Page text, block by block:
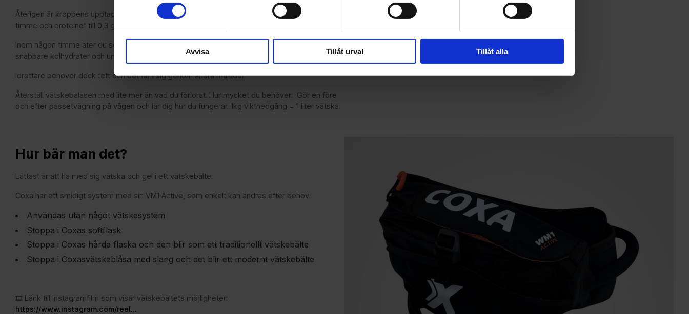
Avvisa Tillåt urval Tillåt alla
Återigen är kroppens upptagningsförmåga begränsad till runt 80-90 gram kolhydrater på
timme och proteinet till 0,3 gram protein per kilo kroppsvikt. (Samma som ovan).
Inom någon timme äter du sedan en måltiden för återhämtning. Även här väljer du gärna
snabbare kolhydrater och undviker fett för att snabba på processen i kroppen.
Idrottare behöver dock fett och det får i sig genom andra måltider.
Återställ vätskebalasen med lite mer än vad du förlorat. Hur mycket du behöver: Gör en före
och efter passetvägning på vågen och lär dig hur du fungerar. 1kg viktnedgång = 1 liter vätska.
Hur bär man det?
Lättast är att ha med sig vätska och gel i ett vätskebälte.
Coxa har ett smidigt system med sin VM1 Active, som enkelt kan ändras efter behov:
Användas utan något vätskesystem
Stoppa i Coxas softflask
Stoppa i Coxas hårda flaska och den blir som ett traditionellt vätskebälte
Stoppa i Coxasvätskeblåsa med slang och det blir ett modernt vätskebälte
🎞️ Länk till Instagramfilm som visar vätskebältets möjligheter:
https://www.instagram.com/reel...